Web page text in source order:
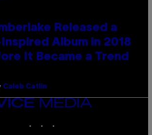
Released a
Album in 2018
It Became a Trend
Caleb Catlin